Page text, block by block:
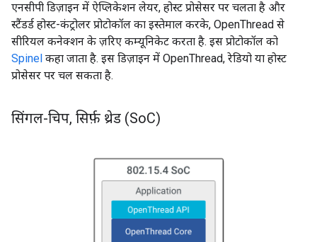
एनसीपी डिज़ाइन में ऐप्लिकेशन लेयर, होस्ट प्रोसेसर पर चलता है और
स्टैंडर्ड होस्ट-कंट्रोलर प्रोटोकॉल का इस्तेमाल करके, OpenThread से
सीरियल कनेक्शन के ज़रिए कम्यूनिकेट करता है. इस प्रोटोकॉल को
Spinel कहा जाता है. इस डिज़ाइन में OpenThread, रेडियो या होस्ट
प्रोसेसर पर चल सकता है.
सिंगल-चिप, सिर्फ़ थ्रेड (SoC)